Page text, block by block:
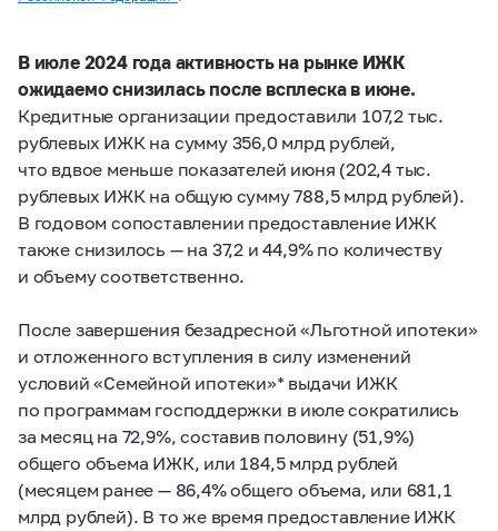
В июле 2024 года активность на рынке ИЖК
ожидаемо снизилась после всплеска в июне.
Кредитные организации предоставили 107,2 тыс.
рублевых ИЖК на сумму 356,0 млрд рублей,
что вдвое меньше показателей июня (202,4 тыс.
рублевых ИЖК на общую сумму 788,5 млрд рублей).
В годовом сопоставлении предоставление ИЖК
также снизилось — на 37,2 и 44,9% по количеству
и объему соответственно.
После завершения безадресной «Льготной ипотеки»
и отложенного вступления в силу изменений
условий «Семейной ипотеки»* выдачи ИЖК
по программам господдержки в июле сократились
за месяц на 72,9%, составив половину (51,9%)
общего объема ИЖК, или 184,5 млрд рублей
(месяцем ранее — 86,4% общего объема, или 681,1
млрд рублей). В то же время предоставление ИЖК